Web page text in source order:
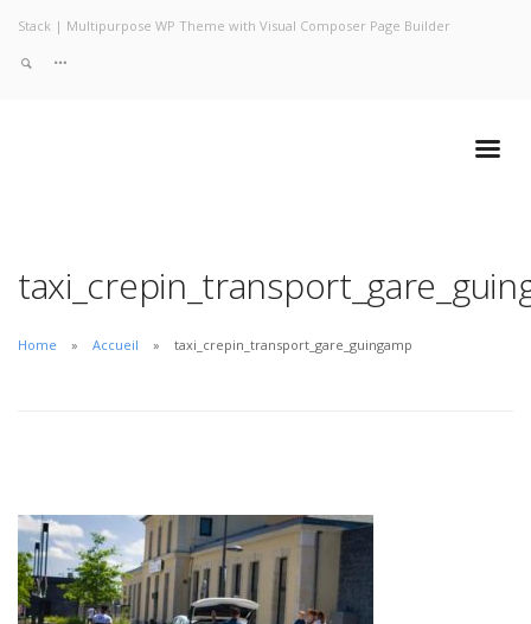
Stack | Multipurpose WP Theme with Visual Composer Page Builder
Home Accueil taxi_crepin_transport_gare_guingamp